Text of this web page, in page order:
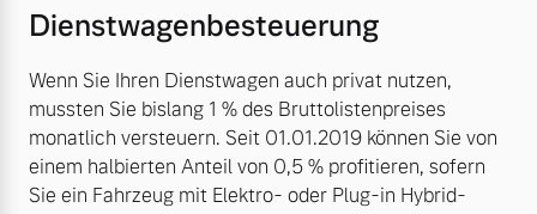
Dienstwagenbesteuerung
Wenn Sie Ihren Dienstwagen auch privat nutzen,
mussten Sie bislang 1 % des Bruttolistenpreises
monatlich versteuern. Seit 01.01.2019 können Sie von
einem halbierten Anteil von 0,5 % profitieren, sofern
Sie ein Fahrzeug mit Elektro- oder Plug-in Hybrid-